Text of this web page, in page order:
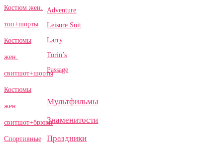
Костюм жен.
топ+шорты
Костюмы
жен.
свитшот+шорты
Костюмы
жен.
свитшот+брюки
Спортивные
Adventure
Leisure Suit
Larry
Torin’s
Passage
Мультфильмы
Знаменитости
Праздники